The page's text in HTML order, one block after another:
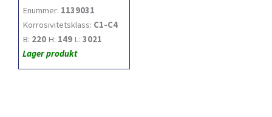
Enummer: 1139031
Korrosivitetsklass: C1-C4
B: 220 H: 149 L: 3021
Lager produkt